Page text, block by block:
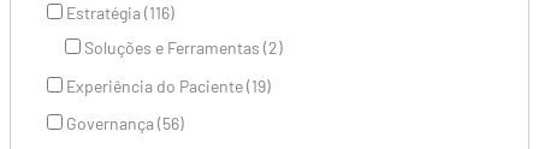
Estratégia (116)
Soluções e Ferramentas (2)
Experiência do Paciente (19)
Governança (56)